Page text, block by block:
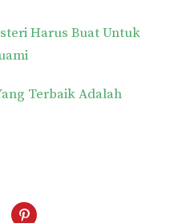
Harus Buat Untuk
Terbaik Adalah